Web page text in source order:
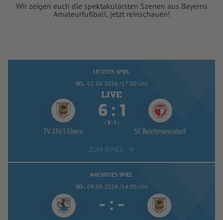
Wir zeigen euch die spektakulärsten Szenen aus Bayerns
Amateurfußball, jetzt reinschauen!
LETZTES SPIEL
SO.. 02.08.2026 /17:00 Uhr
TV 1863 Ebern
 : 
(  :  )
SC Reichmannsdorf
NÄCHSTES SPIEL
SO.. 09.08.2026 /14:00 Uhr
- : -